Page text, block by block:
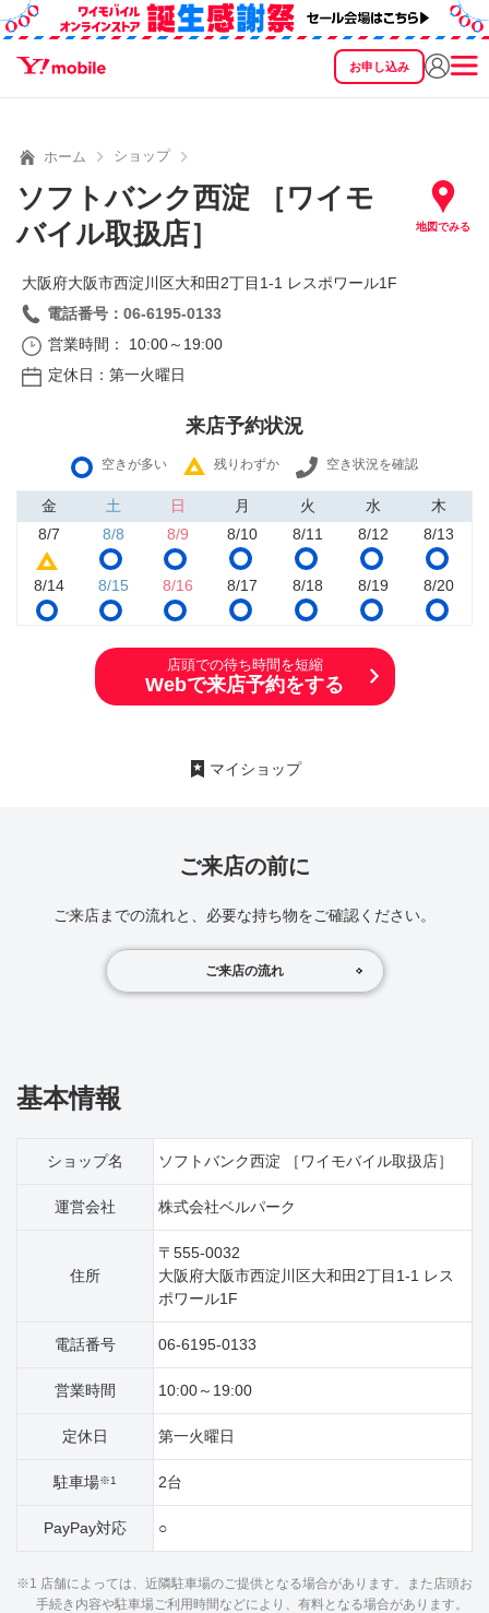
お申し込み
SEARCH
ホーム ショップ
ソフトバンク西淀 ［ワイモ
バイル取扱店］
地図でみる
大阪府大阪市西淀川区大和田2丁目1‐1 レスポワール1F
電話番号：06-6195-0133
営業時間： 10:00～19:00
定休日：第一火曜日
来店予約状況
空きが多い 残りわずか 空き状況を確認
金 土 日 月 火 水
木
8/7
8/8 8/9 8/10 8/11 8/12 8/13
8/14 8/15 8/16 8/17 8/18 8/19 8/20
店頭での待ち時間を短縮
Webで来店予約をする
マイショップ
ご来店の前に
ご来店までの流れと、必要な持ち物をご確認ください。
ご来店の流れ
基本情報
ショップ名 ソフトバンク西淀 ［ワイモバイル取扱店］
運営会社 株式会社ベルパーク
住所
〒555-0032
大阪府大阪市西淀川区大和田2丁目1‐1 レス
ポワール1F
電話番号 06-6195-0133
営業時間 10:00～19:00
定休日 第一火曜日
駐車場※1 2台
PayPay対応 ○
※1 店舗によっては、近隣駐車場のご提供となる場合があります。また店頭お
手続き内容や駐車場ご利用時間などにより、有料となる場合があります。